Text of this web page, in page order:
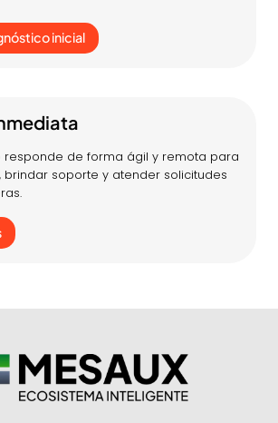
inicial
responde de forma ágil y remota para
brindar soporte y atender solicitudes